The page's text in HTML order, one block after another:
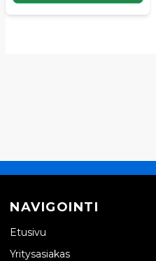
NAVIGOINTI
Etusivu
Yritysasiakas